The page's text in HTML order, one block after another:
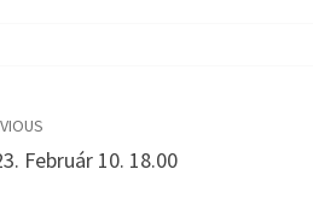
Február 10. 18.00